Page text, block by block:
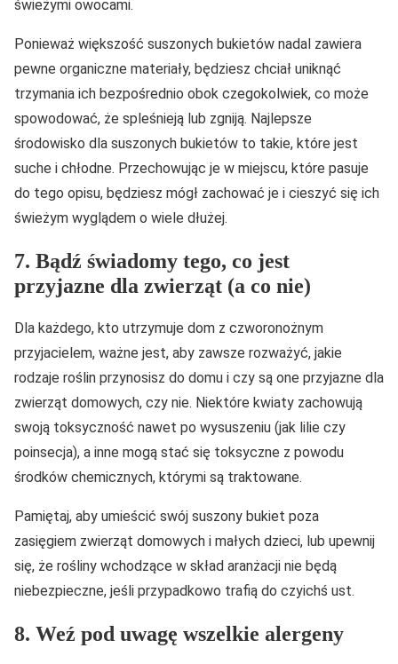
świeżymi owocami.
Ponieważ większość suszonych bukietów nadal zawiera
pewne organiczne materiały, będziesz chciał uniknąć
trzymania ich bezpośrednio obok czegokolwiek, co może
spowodować, że spleśnieją lub zgniją. Najlepsze
środowisko dla suszonych bukietów to takie, które jest
suche i chłodne. Przechowując je w miejscu, które pasuje
do tego opisu, będziesz mógł zachować je i cieszyć się ich
świeżym wyglądem o wiele dłużej.
7. Bądź świadomy tego, co jest
przyjazne dla zwierząt (a co nie)
Dla każdego, kto utrzymuje dom z czworonożnym
przyjacielem, ważne jest, aby zawsze rozważyć, jakie
rodzaje roślin przynosisz do domu i czy są one przyjazne dla
zwierząt domowych, czy nie. Niektóre kwiaty zachowują
swoją toksyczność nawet po wysuszeniu (jak lilie czy
poinsecja), a inne mogą stać się toksyczne z powodu
środków chemicznych, którymi są traktowane.
Pamiętaj, aby umieścić swój suszony bukiet poza
zasięgiem zwierząt domowych i małych dzieci, lub upewnij
się, że rośliny wchodzące w skład aranżacji nie będą
niebezpieczne, jeśli przypadkowo trafią do czyichś ust.
8. Weź pod uwagę wszelkie alergeny